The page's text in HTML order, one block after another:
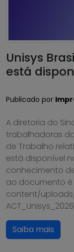
Unisys
está
Publicado por
A diretoria do
trabalhadoras
de Trabalho
está disponível
conhecimento
ao documento
content/
Saiba mais